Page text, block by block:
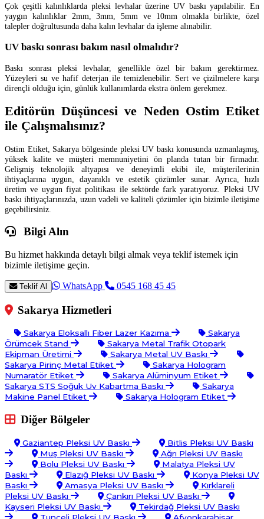
Çok çeşitli kalınlıklarda pleksi levhalar üzerine UV baskı yapılabilir. En
yaygın kalınlıklar 2mm, 3mm, 5mm ve 10mm olmakla birlikte, özel
talepler doğrultusunda daha kalın levhalar da işleme alınabilir.
UV baskı sonrası bakım nasıl olmalıdır?
Baskı sonrası pleksi levhalar, genellikle özel bir bakım gerektirmez.
Yüzeyleri su ve hafif deterjan ile temizlenebilir. Sert ve çizilmelere karşı
dirençli olduğu için, günlük kullanımlarda ekstra önlem gerekmez.
Editörün Düşüncesi ve Neden Ostim Etiket
ile Çalışmalısınız?
Ostim Etiket, Sakarya bölgesinde pleksi UV baskı konusunda uzmanlaşmış,
yüksek kalite ve müşteri memnuniyetini ön planda tutan bir firmadır.
Gelişmiş teknolojik altyapısı ve deneyimli ekibi ile, müşterilerinin
ihtiyaçlarına uygun, dayanıklı ve estetik çözümler sunar. Ayrıca, hızlı
üretim ve uygun fiyat politikası ile sektörde fark yaratıyoruz. Pleksi UV
baskı ihtiyaçlarınızda, uzun vadeli ve kaliteli çözümler için bizimle iletişime
geçebilirsiniz.
Bilgi Alın
Bu hizmet hakkında detaylı bilgi almak veya teklif istemek için
bizimle iletişime geçin.
Teklif Al WhatsApp 0545 168 45 45
Sakarya Hizmetleri
Sakarya Eloksallı Fiber Lazer Kazıma
Sakarya
Örümcek Stand
Sakarya Metal Trafik Otopark
Ekipman Üretimi
Sakarya Metal UV Baskı
Sakarya Pirinç Metal Etiket
Sakarya Hologram
Numaratör Etiket
Sakarya Alüminyum Etiket
Sakarya STS Soğuk Uv Kabartma Baskı
Sakarya
Makine Panel Etiket
Sakarya Hologram Etiket
Diğer Bölgeler
Gaziantep Pleksi UV Baskı
Bitlis Pleksi UV Baskı
Muş Pleksi UV Baskı
Ağrı Pleksi UV Baskı
Bolu Pleksi UV Baskı
Malatya Pleksi UV
Baskı
Elazığ Pleksi UV Baskı
Konya Pleksi UV
Baskı
Amasya Pleksi UV Baskı
Kırklareli
Pleksi UV Baskı
Çankırı Pleksi UV Baskı
Kayseri Pleksi UV Baskı
Tekirdağ Pleksi UV Baskı